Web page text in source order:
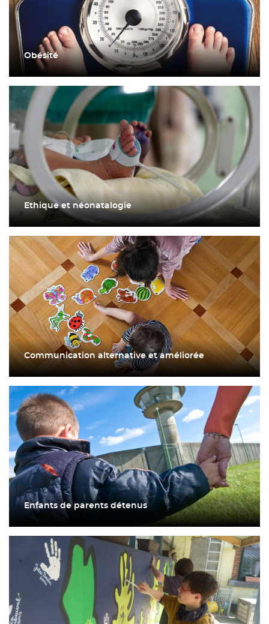
Obésité
Ethique et néonatalogie
Communication alternative et améliorée
Enfants de parents détenus